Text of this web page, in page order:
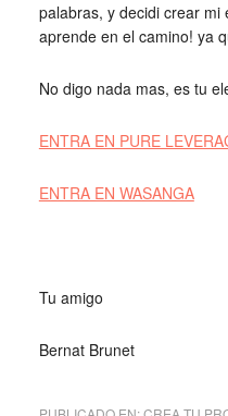
palabras, y decidi crear mi
aprende en el camino! ya
No digo nada mas, es tu
ENTRA EN PURE
ENTRA EN WASANGA
Tu amigo
Bernat Brunet